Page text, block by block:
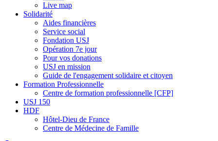
Live map
Solidarité
Aides financières
Service social
Fondation USJ
Opération 7e jour
Pour vos donations
USJ en mission
Guide de l'engagement solidaire et citoyen
Formation Professionnelle
Centre de formation professionnelle [CFP]
USJ 150
HDF
Hôtel-Dieu de France
Centre de Médecine de Famille